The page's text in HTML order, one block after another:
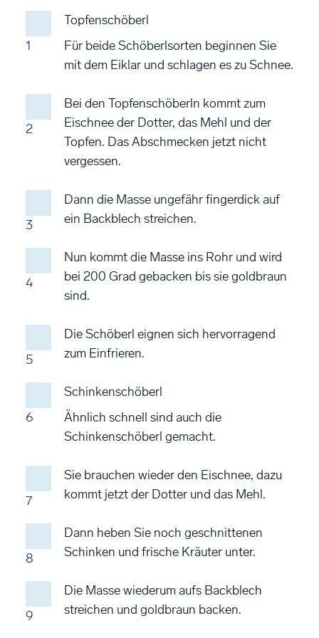
1
Topfenschöberl
Für beide Schöberlsorten beginnen Sie
mit dem Eiklar und schlagen es zu Schnee.
2
Bei den Topfenschöberln kommt zum
Eischnee der Dotter, das Mehl und der
Topfen. Das Abschmecken jetzt nicht
vergessen.
3
Dann die Masse ungefähr fingerdick auf
ein Backblech streichen.
4
Nun kommt die Masse ins Rohr und wird
bei 200 Grad gebacken bis sie goldbraun
sind.
5
Die Schöberl eignen sich hervorragend
zum Einfrieren.
6
Schinkenschöberl
Ähnlich schnell sind auch die
Schinkenschöberl gemacht.
7
Sie brauchen wieder den Eischnee, dazu
kommt jetzt der Dotter und das Mehl.
8
Dann heben Sie noch geschnittenen
Schinken und frische Kräuter unter.
9
Die Masse wiederum aufs Backblech
streichen und goldbraun backen.